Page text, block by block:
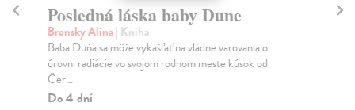
Posledná láska baby Dune
Bronsky Alina| Kniha
Baba Duňa sa môže vykašľať na vládne varovania o
úrovni radiácie vo svojom rodnom meste kúsok od
Čer...
Do 4 dní